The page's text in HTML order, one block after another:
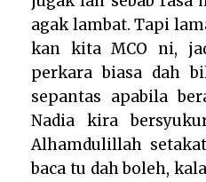
agak lambat. Tapi
kan kita MCO ni,
perkara biasa dah
sepantas apabila
Nadia kira
Alhamdulillah
baca tu dah boleh,